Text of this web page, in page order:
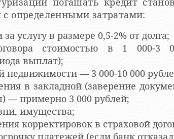
определенными затратами:
услугу в размере 0,5-2% от долга;
стоимостью в 1 000-3
выплат);
недвижимости — 3 000-10 000
в закладной (заверение
— примерно 3 000 рублей;
имущества;
корректировок в страховой
платежей (если банк